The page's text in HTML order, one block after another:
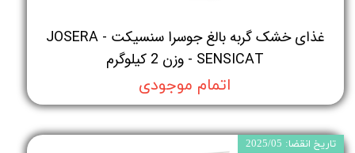
غذای خشک گربه بالغ جوسرا سنسیکت - JOSERA
SENSICAT - وزن 2 کیلوگرم
اتمام موجودی
تاریخ انقضا: 2025/05